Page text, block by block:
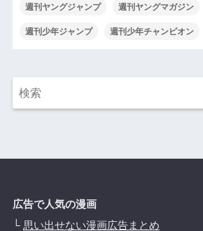
週刊ヤングジャンプ 週刊ヤングマガジン
週刊少年ジャンプ 週刊少年チャンピオン
広告で人気の漫画
└ 思い出せない漫画広告まとめ